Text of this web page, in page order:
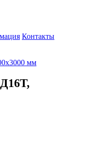
Контакты
мм